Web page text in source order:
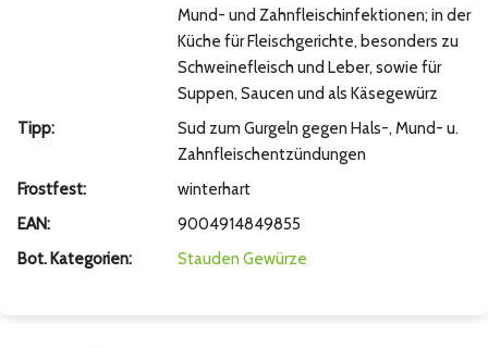
Mund- und Zahnfleischinfektionen; in der
Küche für Fleischgerichte, besonders zu
Schweinefleisch und Leber, sowie für
Suppen, Saucen und als Käsegewürz
Tipp:
Sud zum Gurgeln gegen Hals-, Mund- u.
Zahnfleischentzündungen
Frostfest:
winterhart
EAN:
9004914849855
Bot. Kategorien:
Stauden Gewürze